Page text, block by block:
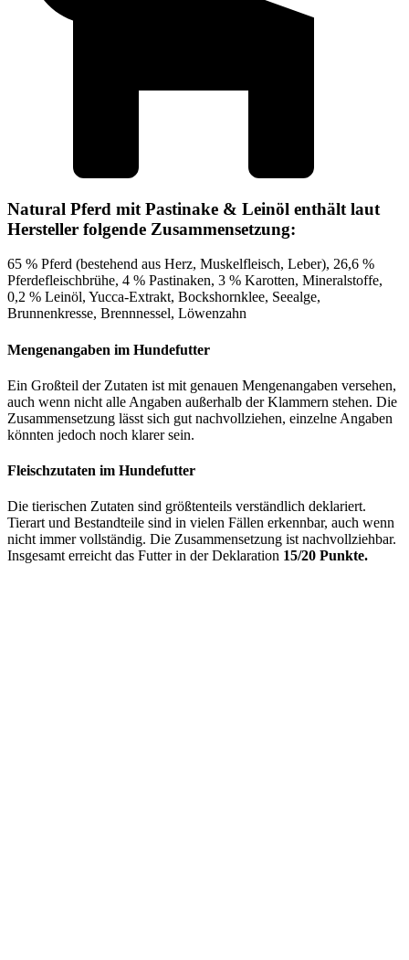
Natural Pferd mit Pastinake & Leinöl enthält laut
Hersteller folgende Zusammensetzung:
65 % Pferd (bestehend aus Herz, Muskelfleisch, Leber), 26,6 %
Pferdefleischbrühe, 4 % Pastinaken, 3 % Karotten, Mineralstoffe,
0,2 % Leinöl, Yucca-Extrakt, Bockshornklee, Seealge,
Brunnenkresse, Brennnessel, Löwenzahn
Mengenangaben im Hundefutter
Ein Großteil der Zutaten ist mit genauen Mengenangaben versehen,
auch wenn nicht alle Angaben außerhalb der Klammern stehen. Die
Zusammensetzung lässt sich gut nachvollziehen, einzelne Angaben
könnten jedoch noch klarer sein.
Fleischzutaten im Hundefutter
Die tierischen Zutaten sind größtenteils verständlich deklariert.
Tierart und Bestandteile sind in vielen Fällen erkennbar, auch wenn
nicht immer vollständig. Die Zusammensetzung ist nachvollziehbar.
Insgesamt erreicht das Futter in der Deklaration 15/20 Punkte.